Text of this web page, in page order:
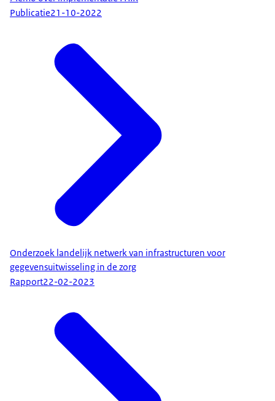
Publicatie21-10-2022
Onderzoek landelijk netwerk van infrastructuren voor
gegevensuitwisseling in de zorg
Rapport22-02-2023